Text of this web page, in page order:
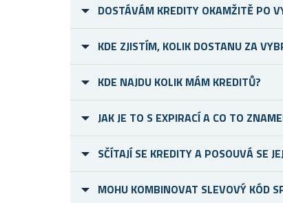
DOSTÁVÁM KREDITY OKAMŽITĚ PO
KDE ZJISTÍM, KOLIK DOSTANU ZA
KDE NAJDU KOLIK MÁM KREDITŮ?
JAK JE TO S EXPIRACÍ A CO TO
SČÍTAJÍ SE KREDITY A POSOUVÁ SE
MOHU KOMBINOVAT SLEVOVÝ KÓD